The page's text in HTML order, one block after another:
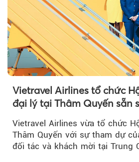
Vietravel Airlines tổ chức
đại lý tại Thâm Quyến sẵn
đường bay thẳng TP.HCM -
Vietravel Airlines vừa tổ chức
Thâm Quyến với sự tham dự
đối tác và khách mời tại Trung